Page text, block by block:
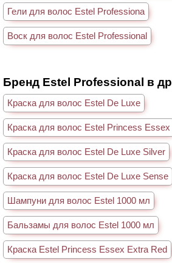
Гели для волос Estel Professiona
Воск для волос Estel Professional
Бренд Estel Professional в
Краска для волос Estel De Luxe
Краска для волос Estel Princess Essex
Краска для волос Estel De Luxe Silver
Краска для волос Estel De Luxe Sense
Шампуни для волос Estel 1000 мл
Бальзамы для волос Estel 1000 мл
Краска Estel Princess Essex Extra Red